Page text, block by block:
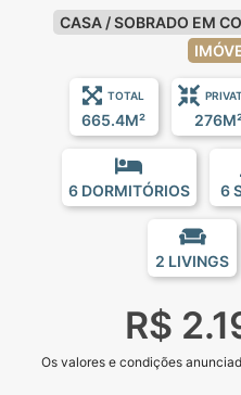
CASA / SOBRADO EM
TOTAL
665.4M²
6 DORMITÓRIOS 6
2 LIVINGS
R$
Os valores e condições